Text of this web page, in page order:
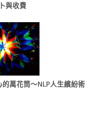
與收費
萬花筒～NLP人生繽紛術